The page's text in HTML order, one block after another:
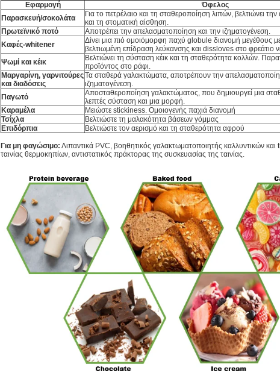
Εφαρμογή
Όφελος
Παρασκευή/σοκολάτα
Για το πετρέλαιο και τη σταθεροποίηση λιπών, βελτιώνει
και τη στοματική αίσθηση.
Πρωτεϊνικό ποτό
Αποτρέπει την απελασματοποίηση και την ιζηματογένεση.
Καφές-whitener
Δίνει μια πιό ομοιόμορφη παχύ globule διανομή μεγέθους
βελτιωμένη επίδραση λεύκανσης και dissloves στο φρεάτιο
Ψωμί και κέικ
Βελτιώνει τη σύσταση κέικ και τη σταθερότητα κολλών.
προϊόντος στο ράφι.
Μαργαρίνη, γαρνιτούρες
και διαδόσεις
Τα σταθερά γαλακτώματα, αποτρέπουν την
ιζηματογένεση.
Παγωτό
Αποσταθεροποίηση γαλακτώματος, που δημιουργεί μια
λεπτές σύσταση και μια μορφή.
Καραμέλα
Μειώστε stickiness. Ομοιογενής παχιά διανομή
Τσίχλα
Βελτιώστε τη μαλακότητα βάσεων γόμμας
Επιδόρπια
Βελτιώστε τον αερισμό και τη σταθερότητα αφρού
Για μη φαγώσιμο: Λιπαντικά PVC, βοηθητικός γαλακτωματοποιητής καλλυντικών
ταινίας θερμοκηπίων, αντιστατικός πράκτορας της συσκευασίας της ταινίας.